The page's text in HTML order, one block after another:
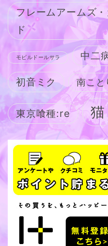
フレームアームズ
ド
モビルドールサラ 中二
初音ミク 南こと
東京喰種:re 猫